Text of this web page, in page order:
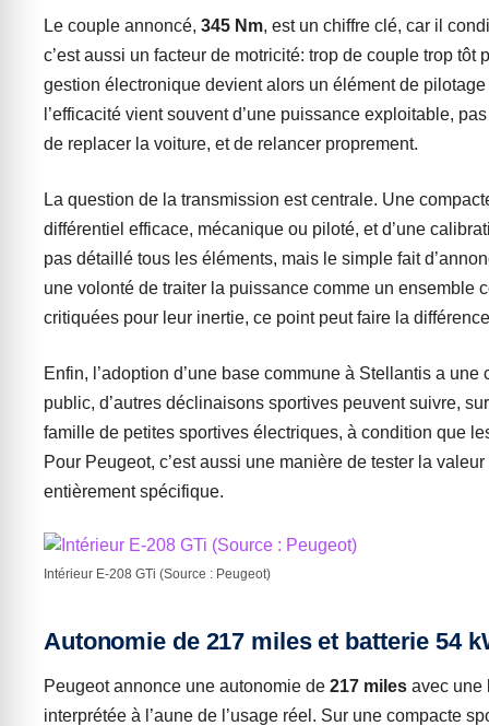
Le couple annoncé, 345 Nm, est un chiffre clé, car il
c’est aussi un facteur de motricité: trop de couple trop
gestion électronique devient alors un élément de
l’efficacité vient souvent d’une puissance exploitable,
de replacer la voiture, et de relancer proprement.
La question de la transmission est centrale. Une
différentiel efficace, mécanique ou piloté, et d’une
pas détaillé tous les éléments, mais le simple fait
une volonté de traiter la puissance comme un ensemble
critiquées pour leur inertie, ce point peut faire la
Enfin, l’adoption d’une base commune à Stellantis a
public, d’autres déclinaisons sportives peuvent suivre,
famille de petites sportives électriques, à condition que
Pour Peugeot, c’est aussi une manière de tester la
entièrement spécifique.
Intérieur E-208 GTi (Source : Peugeot)
Autonomie de 217 miles et batterie 54
Peugeot annonce une autonomie de 217 miles avec une
interprétée à l’aune de l’usage réel. Sur une compacte